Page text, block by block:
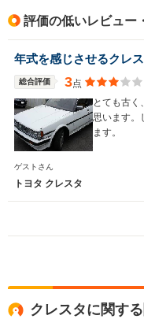
評価の低いレビュー
年式を感じさせるクレ
総合評価 3点
とても古く
思います。
ます。
ゲストさん
トヨタ クレスタ
クレスタに関す